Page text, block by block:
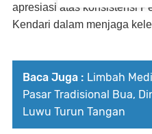
apresiasi atas konsistensi
Kendari dalam menjaga
Baca Juga : Limbah
Pasar Tradisional Bua,
Luwu Turun Tangan